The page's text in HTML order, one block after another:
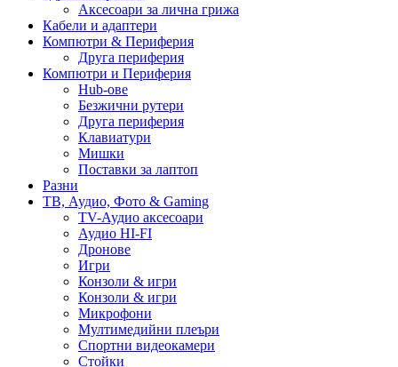
Аксесоари за лична грижа
Кабели и адаптери
Компютри & Периферия
Друга периферия
Компютри и Периферия
Hub-ове
Безжични рутери
Друга периферия
Клавиатури
Мишки
Поставки за лаптоп
Разни
ТВ, Аудио, Фото & Gaming
TV-Аудио аксесоари
Аудио HI-FI
Дронове
Игри
Конзоли & игри
Конзоли & игри
Микрофони
Мултимедийни плеъри
Спортни видеокамери
Стойки